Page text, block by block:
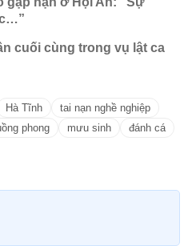
cuối cùng trong vụ lật ca
Hà Tĩnh
tai nạn nghề nghiệp
phong mưu sinh đánh cá